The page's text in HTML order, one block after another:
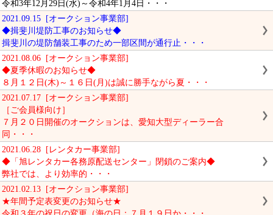
令和3年12月29日(水)～令和4年1月4日・・・
2021.09.15 [オークション事業部]
◆揖斐川堤防工事のお知らせ◆
揖斐川の堤防舗装工事のため一部区間が通行止・・・
2021.08.06 [オークション事業部]
◆夏季休暇のお知らせ◆
８月１２日(木)～１６日(月)は誠に勝手ながら夏・・・
2021.07.17 [オークション事業部]
［ご会員様向け］
７月２０日開催のオークションは、愛知大型ディーラー合
同・・・
2021.06.28 [レンタカー事業部]
◆「旭レンタカー各務原配送センター」閉鎖のご案内◆
弊社では、より効率的・・・
2021.02.13 [オークション事業部]
★年間予定表変更のお知らせ★